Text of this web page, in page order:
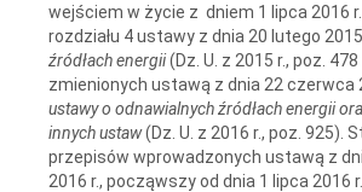
wejściem w życie z dniem 1 lipca 2016
rozdziału 4 ustawy z dnia 20 lutego 2015
źródłach energii(Dz. U. z 2015 r., poz.
zmienionych ustawą z dnia 22 czerwca
ustawy o odnawialnych źródłach energii
innych ustaw(Dz. U. z 2016 r., poz. 925).
przepisów wprowadzonych ustawą z
2016 r., począwszy od dnia 1 lipca 2016